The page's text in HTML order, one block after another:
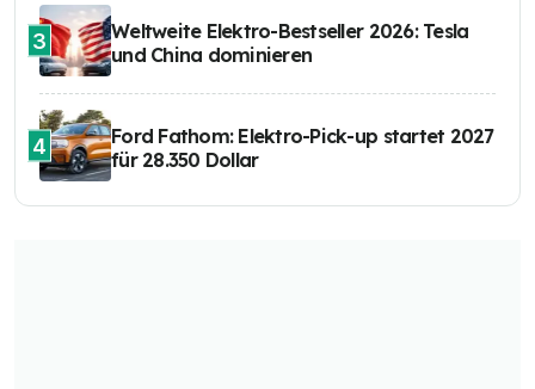
3
Weltweite Elektro-Bestseller 2026: Tesla
und China dominieren
4
Ford Fathom: Elektro-Pick-up startet 2027
für 28.350 Dollar